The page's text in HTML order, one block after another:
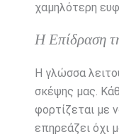
χαμηλότερη
Η Επίδραση
Η γλώσσα
σκέψης μας.
φορτίζεται με
επηρεάζει όχι